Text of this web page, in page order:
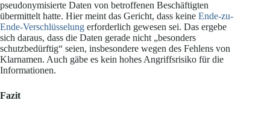
pseudonymisierte Daten von betroffenen Beschäftigten
übermittelt hatte. Hier meint das Gericht, dass keine Ende-zu-
Ende-Verschlüsselung erforderlich gewesen sei. Das ergebe
sich daraus, dass die Daten gerade nicht „besonders
schutzbedürftig“ seien, insbesondere wegen des Fehlens von
Klarnamen. Auch gäbe es kein hohes Angriffsrisiko für die
Informationen.
Fazit